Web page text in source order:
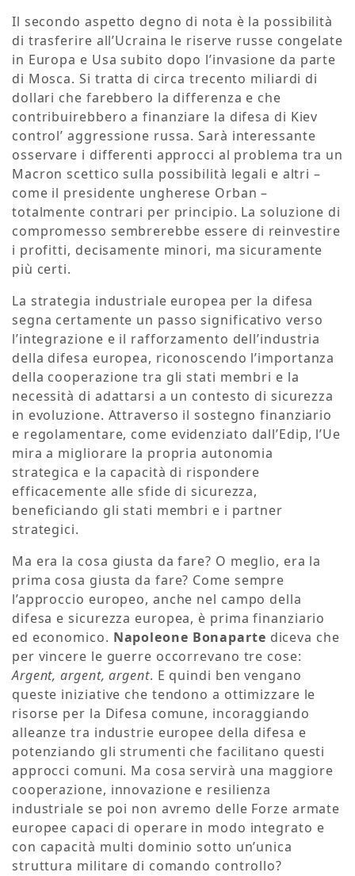
Il secondo aspetto degno di nota è la possibilità
di trasferire all’Ucraina le riserve russe congelate
in Europa e Usa subito dopo l’invasione da parte
di Mosca. Si tratta di circa trecento miliardi di
dollari che farebbero la differenza e che
contribuirebbero a finanziare la difesa di Kiev
control’ aggressione russa. Sarà interessante
osservare i differenti approcci al problema tra un
Macron scettico sulla possibilità legali e altri –
come il presidente ungherese Orban –
totalmente contrari per principio. La soluzione di
compromesso sembrerebbe essere di reinvestire
i profitti, decisamente minori, ma sicuramente
più certi.
La strategia industriale europea per la difesa
segna certamente un passo significativo verso
l’integrazione e il rafforzamento dell’industria
della difesa europea, riconoscendo l’importanza
della cooperazione tra gli stati membri e la
necessità di adattarsi a un contesto di sicurezza
in evoluzione. Attraverso il sostegno finanziario
e regolamentare, come evidenziato dall’Edip, l’Ue
mira a migliorare la propria autonomia
strategica e la capacità di rispondere
efficacemente alle sfide di sicurezza,
beneficiando gli stati membri e i partner
strategici.
Ma era la cosa giusta da fare? O meglio, era la
prima cosa giusta da fare? Come sempre
l’approccio europeo, anche nel campo della
difesa e sicurezza europea, è prima finanziario
ed economico. Napoleone Bonaparte diceva che
per vincere le guerre occorrevano tre cose:
Argent, argent, argent. E quindi ben vengano
queste iniziative che tendono a ottimizzare le
risorse per la Difesa comune, incoraggiando
alleanze tra industrie europee della difesa e
potenziando gli strumenti che facilitano questi
approcci comuni. Ma cosa servirà una maggiore
cooperazione, innovazione e resilienza
industriale se poi non avremo delle Forze armate
europee capaci di operare in modo integrato e
con capacità multi dominio sotto un’unica
struttura militare di comando controllo?